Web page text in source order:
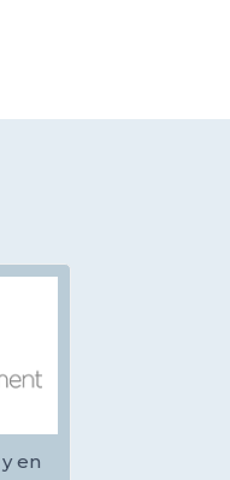
en